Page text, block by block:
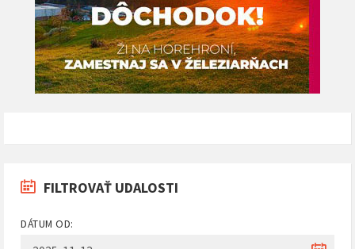
FILTROVAŤ UDALOSTI
DÁTUM OD: